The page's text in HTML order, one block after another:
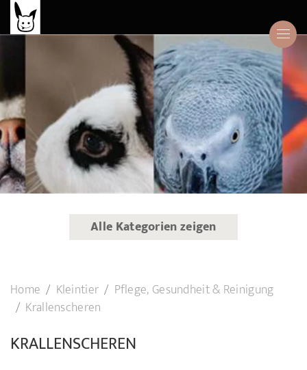
Alle Kategorien zeigen
Home Kleintier
Pflege, Gesundheit & Reinigung
Krallenscheren
KRALLENSCHEREN